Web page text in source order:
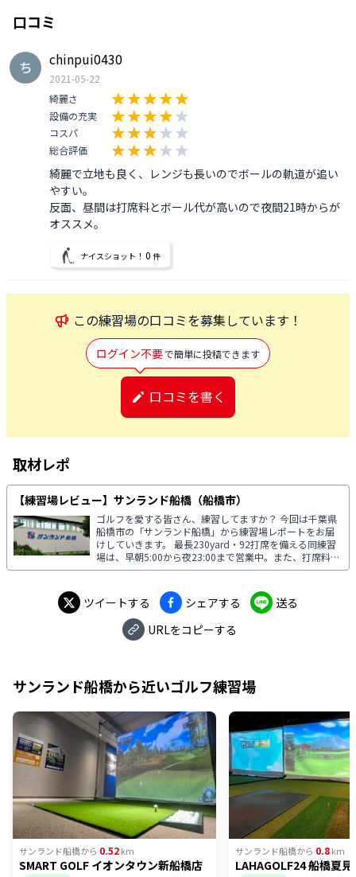
口コミ
chinpui0430
2021-05-22
綺麗さ
設備の充実
コスパ
総合評価
綺麗で立地も良く、レンジも長いのでボールの軌道が追い
やすい。
反面、昼間は打席料とボール代が高いので夜間21時からが
オススメ。
ナイスショット！ 0 件
この練習場の口コミを募集しています！
ログイン不要で簡単に投稿できます
口コミを書く
取材レポ
【練習場レビュー】サンランド船橋（船橋市）
ゴルフを愛する皆さん、練習してますか？ 今回は千葉県
船橋市の「サンランド船橋」から練習場レポートをお届
けしていきます。 最長230yard・92打席を備える同練習
場は、早朝5:00から夜23:00まで営業中。また、打席料が
無料となる早朝＆夜間の“セルフ営業”では、女性専用の
フをサポートしています。
ツイートする シェアする
送る
URLをコピーする
サンランド船橋から近いゴルフ練習場
サンランド船橋から 0.52km
SMART GOLF イオンタウン新船橋店
サンランド船橋から 0.8km
LAHAGOLF24 船橋夏